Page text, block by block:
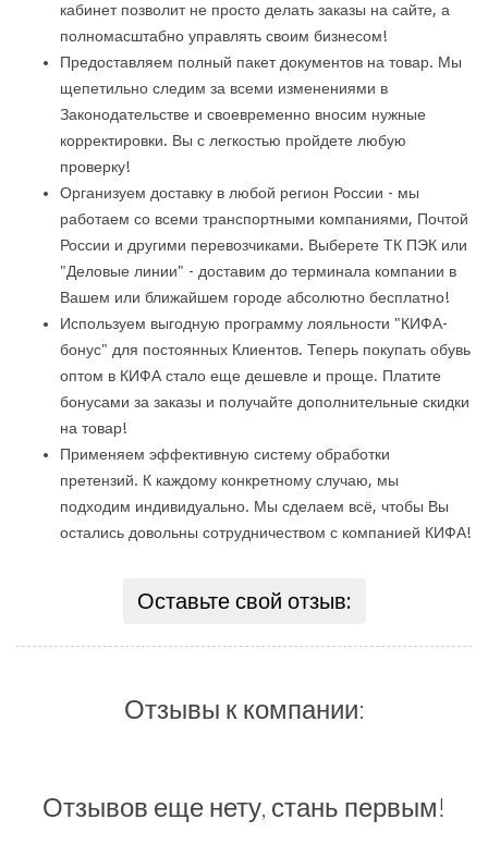
кабинет позволит не просто делать заказы на сайте, а
полномасштабно управлять своим бизнесом!
Предоставляем полный пакет документов на товар. Мы
щепетильно следим за всеми изменениями в
Законодательстве и своевременно вносим нужные
корректировки. Вы с легкостью пройдете любую
проверку!
Организуем доставку в любой регион России - мы
работаем со всеми транспортными компаниями, Почтой
России и другими перевозчиками. Выберете ТК ПЭК или
"Деловые линии" - доставим до терминала компании в
Вашем или ближайшем городе абсолютно бесплатно!
Используем выгодную программу лояльности "КИФА-
бонус" для постоянных Клиентов. Теперь покупать обувь
оптом в КИФА стало еще дешевле и проще. Платите
бонусами за заказы и получайте дополнительные скидки
на товар!
Применяем эффективную систему обработки
претензий. К каждому конкретному случаю, мы
подходим индивидуально. Мы сделаем всё, чтобы Вы
остались довольны сотрудничеством с компанией КИФА!
Оставьте свой отзыв:
Отзывы к компании:
Отзывов еще нету, стань первым!